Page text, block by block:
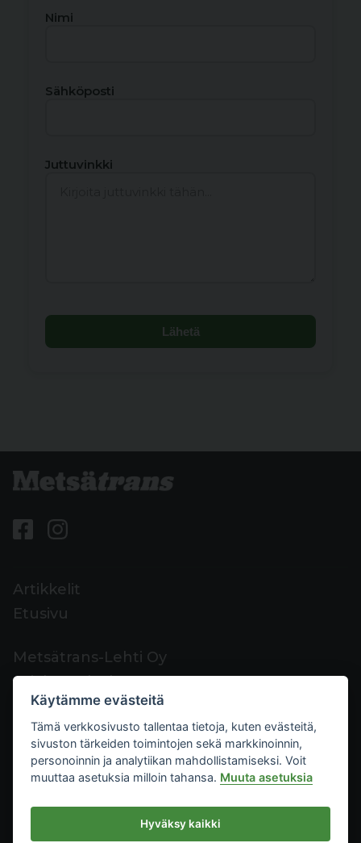
Nimi
Sähköposti
Juttuvinkki
Lähetä
Artikkelit
Etusivu
Metsätrans-Lehti Oy
Asiakaspalvelu
Yhteystiedot
Palaute
Mediakortti
Metsätrans-Lehti Oy
Tietosuoja
Käytämme evästeitä
Tämä verkkosivusto tallentaa tietoja, kuten evästeitä,
sivuston tärkeiden toimintojen sekä markkinoinnin,
personoinnin ja analytiikan mahdollistamiseksi. Voit
muuttaa asetuksia milloin tahansa. Muuta asetuksia
Hyväksy kaikki